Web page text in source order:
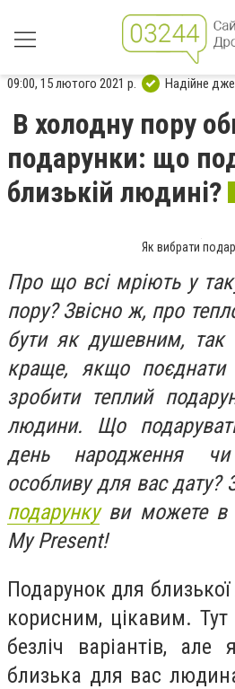
09:00, 15 лютого 2021 р. Надійне
В холодну пору
подарунки: що
близькій людині?
Як вибрати
Про що всі мріють у
пору? Звісно ж, про
бути як душевним,
краще, якщо
зробити теплий
людини. Що
день народження
особливу для вас дату?
подарункуви можете в
My Present!
Подарунок для
корисним, цікавим. Тут
безліч варіантів,
близька для вас